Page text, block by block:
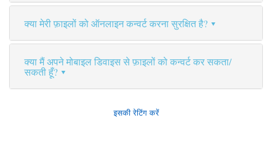
क्या मेरी फ़ाइलों को ऑनलाइन कन्वर्ट करना सुरक्षित है?
क्या मैं अपने मोबाइल डिवाइस से फ़ाइलों को कन्वर्ट कर सकता/
सकती हूँ?
इसकी रेटिंग करें